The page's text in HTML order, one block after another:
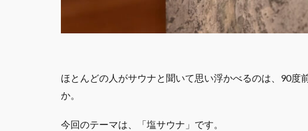
ほとんどの人がサウナと聞いて思い浮かべるのは、90度
か。
今回のテーマは、「塩サウナ」です。